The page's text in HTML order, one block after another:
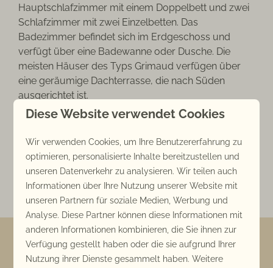
Hauptschlafzimmer mit einem Doppelbett und zwei
Schlafzimmer mit zwei Einzelbetten. Das
Badezimmer befindet sich im Erdgeschoss und
verfügt über eine Badewanne oder Dusche. Die
meisten Häuser des Typs Grimaud verfügen über
eine geräumige Dachterrasse, die nach Süden
ausgerichtet ist.
Alle Häuser sind einzigartig und von den
sich in Bezug auf Komfort und Aussehen. Schauen
Sie sich die verschiedenen Eigenschaften unten an
und wählen Sie den Stil, der am besten zu Ihnen
passt.
Bezahlen Sie sicher
Diese Website verwendet Cookies
Wir verwenden Cookies, um Ihre Benutzererfahrung zu
optimieren, personalisierte Inhalte bereitzustellen und
unseren Datenverkehr zu analysieren. Wir teilen auch
Informationen über Ihre Nutzung unserer Website mit
unseren Partnern für soziale Medien, Werbung und
Analyse. Diese Partner können diese Informationen mit
anderen Informationen kombinieren, die Sie ihnen zur
Verfügung gestellt haben oder die sie aufgrund Ihrer
Nutzung ihrer Dienste gesammelt haben. Weitere